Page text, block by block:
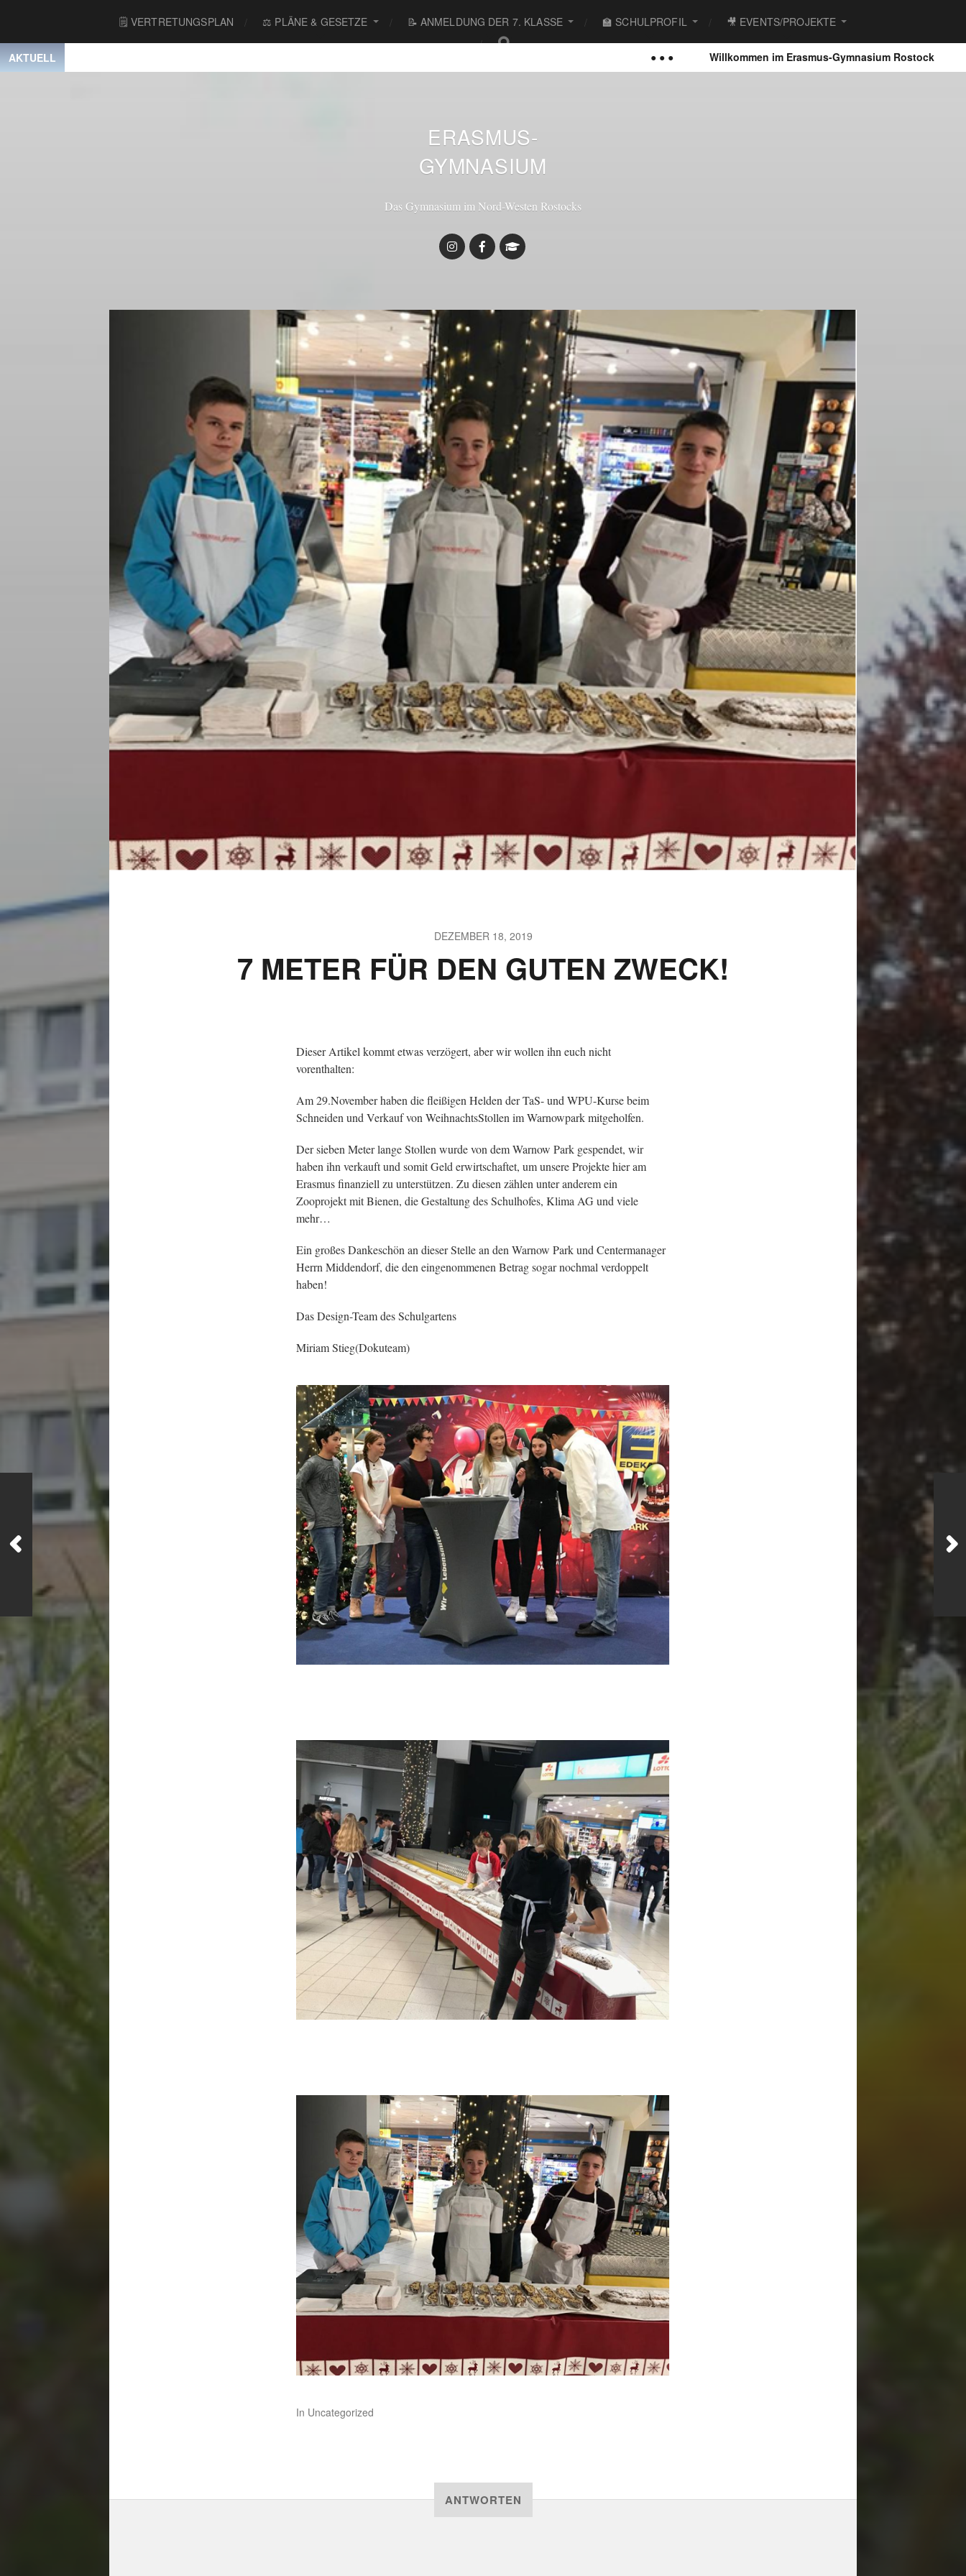
🗒 VERTRETUNGSPLAN ⚖️ PLÄNE & GESETZE 📝 ANMELDUNG DER 7. KLASSE 🏫 SCHULPROFIL 🎥 EVENTS/PROJEKTE
AKTUELL Willkommen im Erasmus-Gymnasium Rostock ● ● ● Der
ERASMUS-
GYMNASIUM
Das Gymnasium im Nord-Westen Rostocks
DEZEMBER 18, 2019
7 METER FÜR DEN GUTEN ZWECK!
Dieser Artikel kommt etwas verzögert, aber wir wollen ihn euch nicht
vorenthalten:
Am 29.November haben die fleißigen Helden der TaS- und WPU-Kurse beim
Schneiden und Verkauf von WeihnachtsStollen im Warnowpark mitgeholfen.
Der sieben Meter lange Stollen wurde von dem Warnow Park gespendet, wir
haben ihn verkauft und somit Geld erwirtschaftet, um unsere Projekte hier am
Erasmus finanziell zu unterstützen. Zu diesen zählen unter anderem ein
Zooprojekt mit Bienen, die Gestaltung des Schulhofes, Klima AG und viele
mehr…
Ein großes Dankeschön an dieser Stelle an den Warnow Park und Centermanager
Herrn Middendorf, die den eingenommenen Betrag sogar nochmal verdoppelt
haben!
Das Design-Team des Schulgartens
Miriam Stieg(Dokuteam)
In Uncategorized
ANTWORTEN